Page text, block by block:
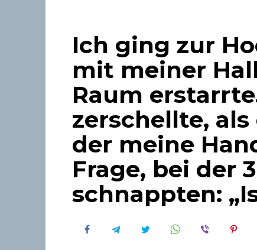
Ich ging zur
mit meiner
Raum
zerschellte,
der meine
Frage, bei der
schnappten: